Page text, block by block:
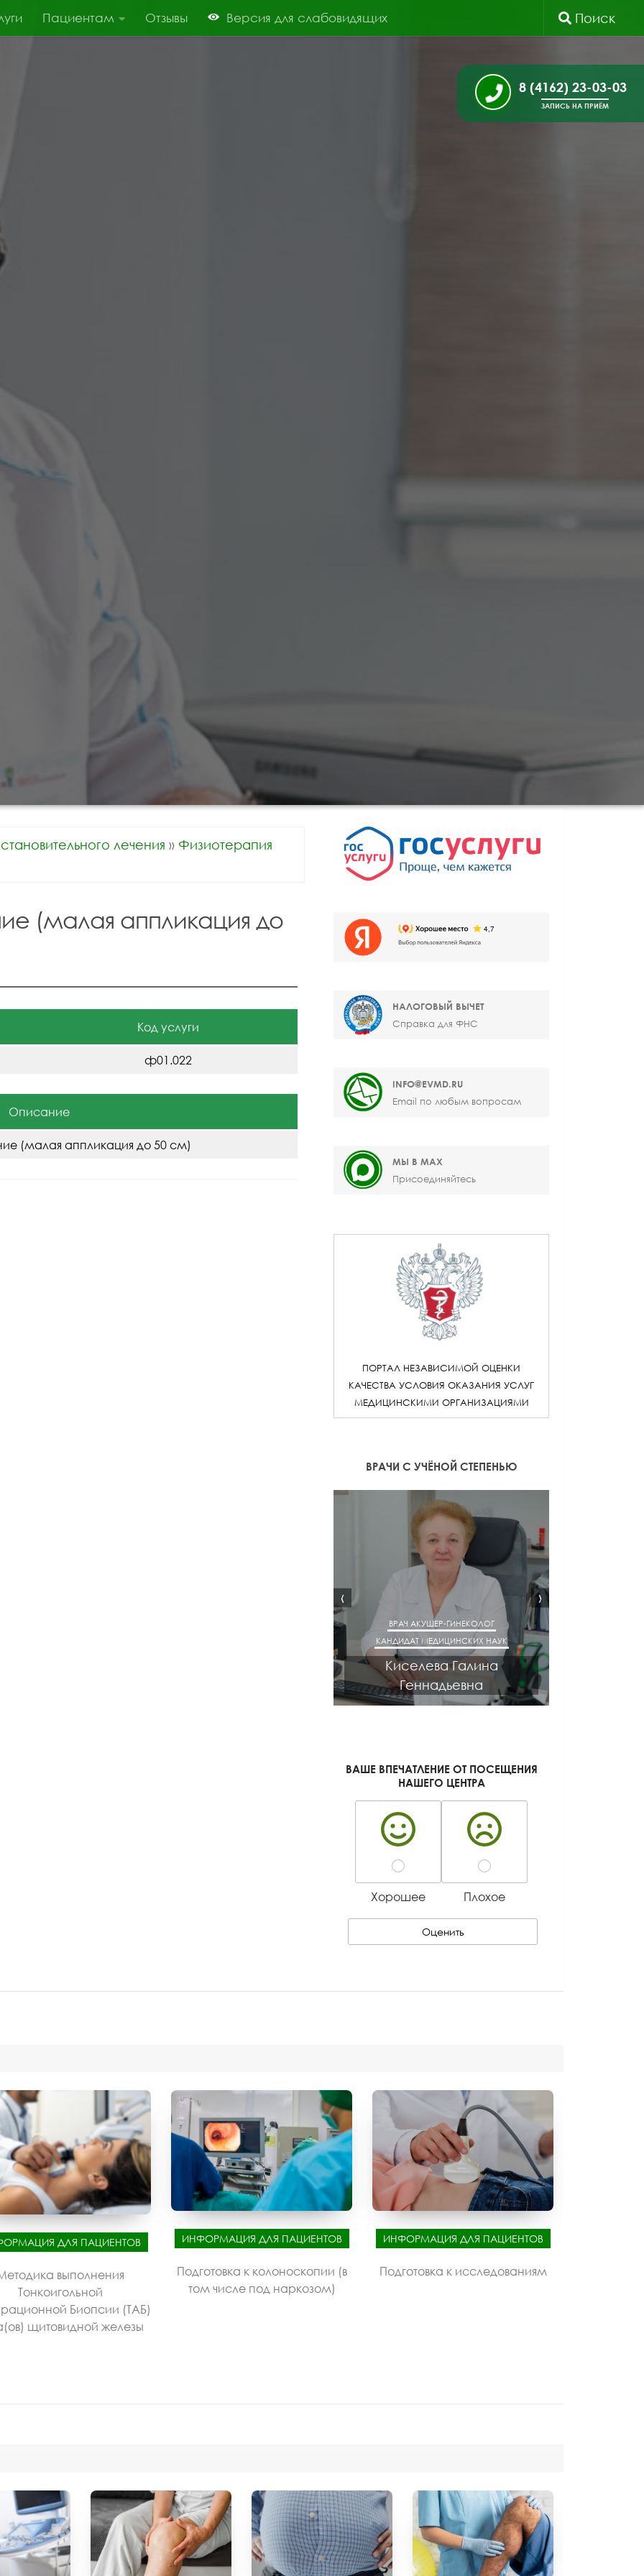
Пациентам Отзывы Версия для слабовидящих Поиск
8 (4162) 23-03-03
ЗАПИСЬ НА ПРИЁМ
лечения » Физиотерапия
(малая аппликация до
Код услуги
ф01.022
Описание
(малая аппликация до 50 см)
НАЛОГОВЫЙ ВЫЧЕТ
Справка для ФНС
INFO@EVMD.RU
Email по любым вопросам
МЫ В MAX
Присоединяйтесь
ПОРТАЛ НЕЗАВИСИМОЙ ОЦЕНКИ
КАЧЕСТВА УСЛОВИЯ ОКАЗАНИЯ УСЛУГ
МЕДИЦИНСКИМИ ОРГАНИЗАЦИЯМИ
ВРАЧИ С УЧЁНОЙ СТЕПЕНЬЮ
ВРАЧ АКУШЕР-ГИНЕКОЛОГ
КАНДИДАТ МЕДИЦИНСКИХ НАУК
Киселева Галина
Геннадьевна
‹ ›
ВАШЕ ВПЕЧАТЛЕНИЕ ОТ ПОСЕЩЕНИЯ
НАШЕГО ЦЕНТРА
Хорошее Плохое
Оценить
ДЛЯ ПАЦИЕНТОВ
выполнения
Тонкоигольной
Биопсии (ТАБ)
щитовидной железы
ИНФОРМАЦИЯ ДЛЯ ПАЦИЕНТОВ
Подготовка к колоноскопии (в
том числе под наркозом)
ИНФОРМАЦИЯ ДЛЯ ПАЦИЕНТОВ
Подготовка к исследованиям